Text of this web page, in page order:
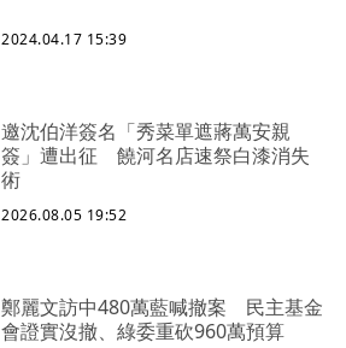
2024.04.17 15:39
邀沈伯洋簽名「秀菜單遮蔣萬安親
簽」遭出征 饒河名店速祭白漆消失
術
2026.08.05 19:52
鄭麗文訪中480萬藍喊撤案 民主基金
會證實沒撤、綠委重砍960萬預算